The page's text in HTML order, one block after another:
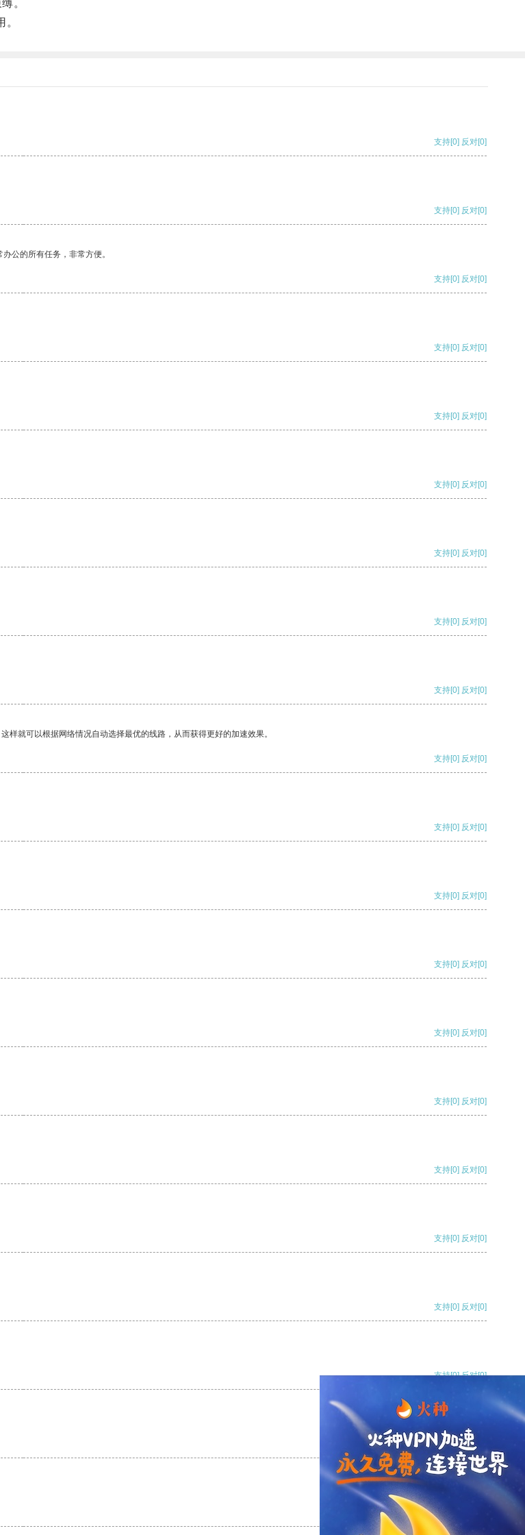
。
支持[0] 反对[0]
支持[0] 反对[0]
公的所有任务，非常方便。
支持[0] 反对[0]
支持[0] 反对[0]
支持[0] 反对[0]
支持[0] 反对[0]
支持[0] 反对[0]
支持[0] 反对[0]
支持[0] 反对[0]
就可以根据网络情况自动选择最优的线路，从而获得更好的加速效果。
支持[0] 反对[0]
支持[0] 反对[0]
支持[0] 反对[0]
支持[0] 反对[0]
支持[0] 反对[0]
支持[0] 反对[0]
支持[0] 反对[0]
支持[0] 反对[0]
支持[0] 反对[0]
支持[0] 反对[0]
支持[0] 反对
支持